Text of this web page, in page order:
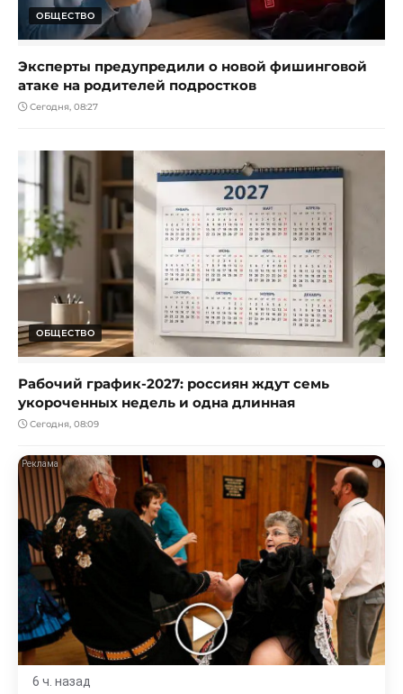
ОБЩЕСТВО
Эксперты предупредили о новой фишинговой
атаке на родителей подростков
Сегодня, 08:27
ОБЩЕСТВО
Рабочий график-2027: россиян ждут семь
укороченных недель и одна длинная
Сегодня, 08:09
i
6 ч. назад